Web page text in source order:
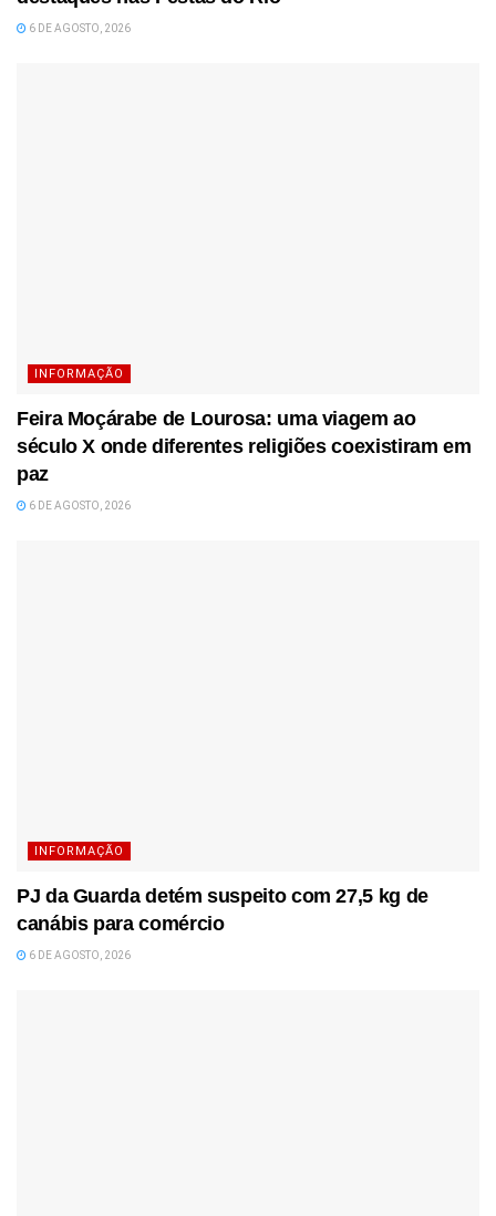
6 DE AGOSTO, 2026
INFORMAÇÃO
Feira Moçárabe de Lourosa: uma viagem ao
século X onde diferentes religiões coexistiram em
paz
6 DE AGOSTO, 2026
INFORMAÇÃO
PJ da Guarda detém suspeito com 27,5 kg de
canábis para comércio
6 DE AGOSTO, 2026